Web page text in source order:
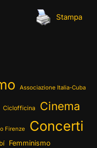
Stampa
Associazione Italia-Cuba
Ciclofficina Cinema
Firenze Concerti
Femminismo